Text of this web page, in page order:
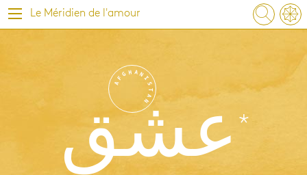
Le Méridien de l'amour
عشق
A
F
G H A N
I
S
T
A
N